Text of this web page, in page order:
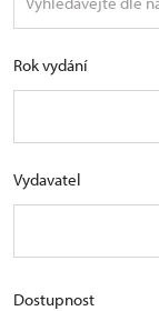
Rok vydání
Vydavatel
Dostupnost